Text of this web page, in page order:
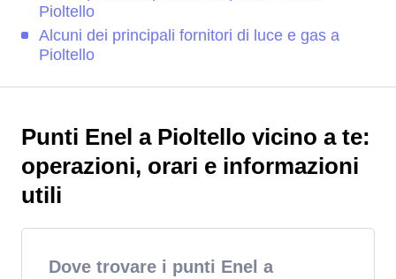
Pioltello
Alcuni dei principali fornitori di luce e gas a
Pioltello
Punti Enel a Pioltello vicino a te:
operazioni, orari e informazioni
utili
Dove trovare i punti Enel a